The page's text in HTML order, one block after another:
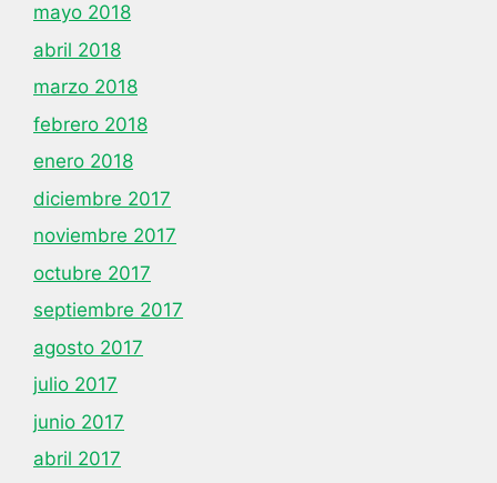
mayo 2018
abril 2018
marzo 2018
febrero 2018
enero 2018
diciembre 2017
noviembre 2017
octubre 2017
septiembre 2017
agosto 2017
julio 2017
junio 2017
abril 2017